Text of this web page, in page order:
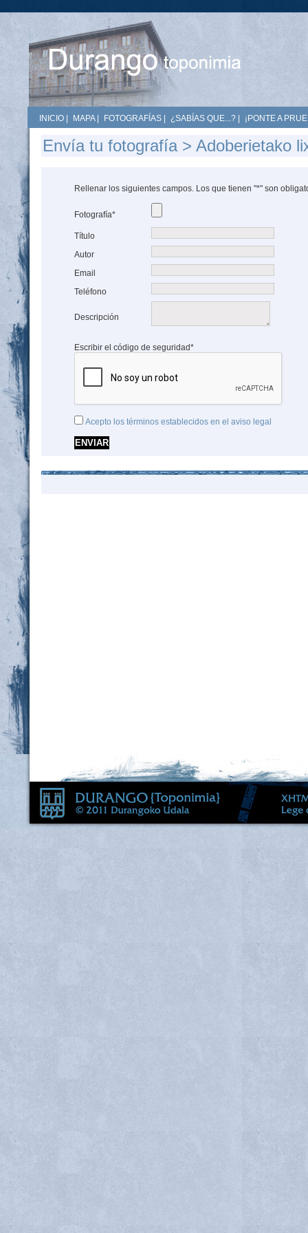
INICIO MAPA| FOTOGRAFÍAS ¿SABÍAS QUE...? ¡PONTE A
Envía tu fotografía > Adoberietako
Rellenar los siguientes campos. Los que tienen "*" son
Fotografía*
Título
Autor
Email
Teléfono
Descripción
Escribir el código de seguridad*
Acepto los términos establecidos en el aviso legal